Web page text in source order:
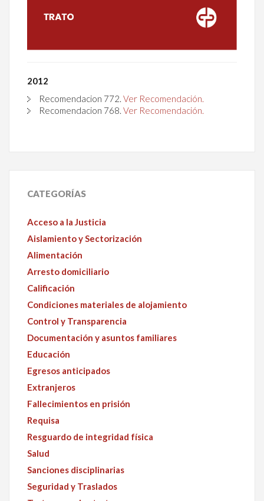
2012
Recomendacion 772. Ver Recomendación.
Recomendacion 768. Ver Recomendación.
CATEGORÍAS
Acceso a la Justicia
Aislamiento y Sectorización
Alimentación
Arresto domiciliario
Calificación
Condiciones materiales de alojamiento
Control y Transparencia
Documentación y asuntos familiares
Educación
Egresos anticipados
Extranjeros
Fallecimientos en prisión
Requisa
Resguardo de integridad física
Salud
Sanciones disciplinarias
Seguridad y Traslados